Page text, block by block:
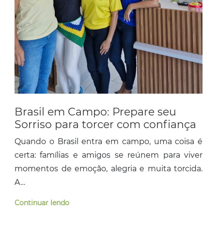
Brasil em Campo: Prepare seu
Sorriso para torcer com confiança
Quando o Brasil entra em campo, uma coisa é
certa: famílias e amigos se reúnem para viver
momentos de emoção, alegria e muita torcida.
A…
Continuar lendo